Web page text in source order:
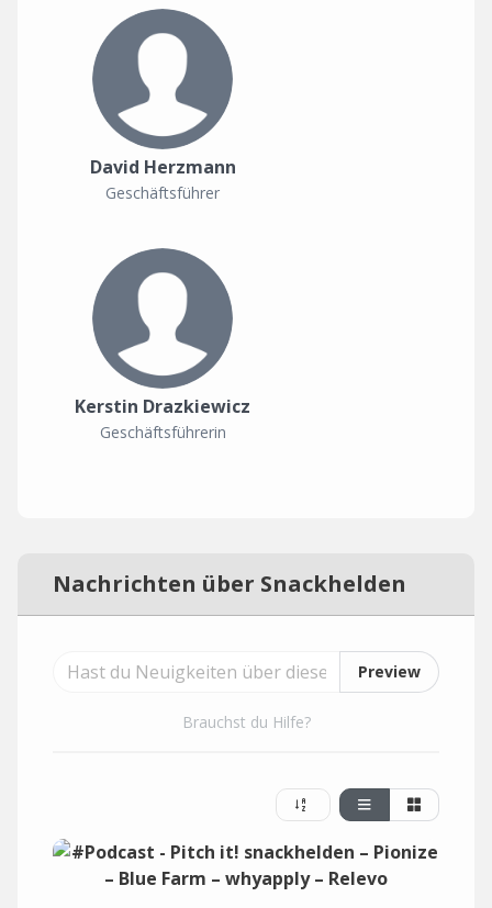
David Herzmann
Geschäftsführer
Kerstin Drazkiewicz
Geschäftsführerin
Nachrichten über Snackhelden
Preview
Brauchst du Hilfe?